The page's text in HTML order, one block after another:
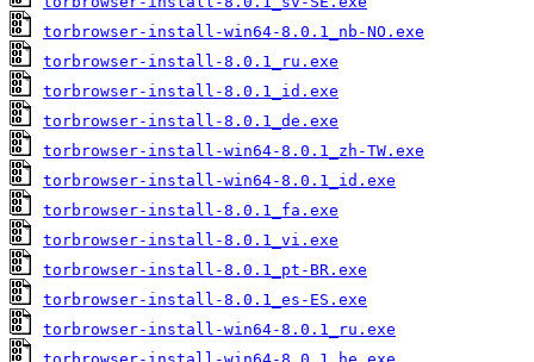
torbrowser-install-win64-8.0.1_nb-NO.exe
torbrowser-install-8.0.1_ru.exe
torbrowser-install-8.0.1_id.exe
torbrowser-install-8.0.1_de.exe
torbrowser-install-win64-8.0.1_zh-TW.exe
torbrowser-install-win64-8.0.1_id.exe
torbrowser-install-8.0.1_fa.exe
torbrowser-install-8.0.1_vi.exe
torbrowser-install-8.0.1_pt-BR.exe
torbrowser-install-8.0.1_es-ES.exe
torbrowser-install-win64-8.0.1_ru.exe